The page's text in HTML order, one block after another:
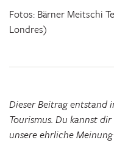
Fotos: Bärner Meitschi
Londres)
Dieser Beitrag entstand
Tourismus. Du kannst
unsere ehrliche